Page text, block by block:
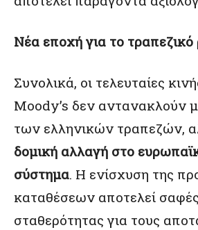
Νέα εποχή για το τραπεζικό
Συνολικά, οι τελευταίες
Moody’s δεν αντανακλούν
των ελληνικών τραπεζών,
δομική αλλαγή στο
σύστημα. Η ενίσχυση της
καταθέσεων αποτελεί
σταθερότητας για τους